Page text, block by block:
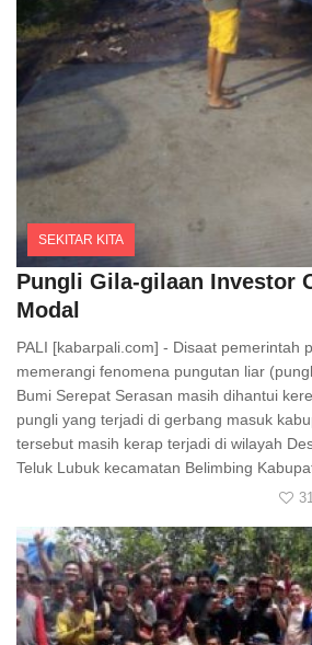
SEKITAR KITA
Comments
Pungli Gila-gilaan Investor
Modal
PALI [kabarpali.com] - Disaat pemerintah
memerangi fenomena pungutan liar
Bumi Serepat Serasan masih dihantui
pungli yang terjadi di gerbang masuk
tersebut masih kerap terjadi di wilayah
Teluk Lubuk kecamatan Belimbing